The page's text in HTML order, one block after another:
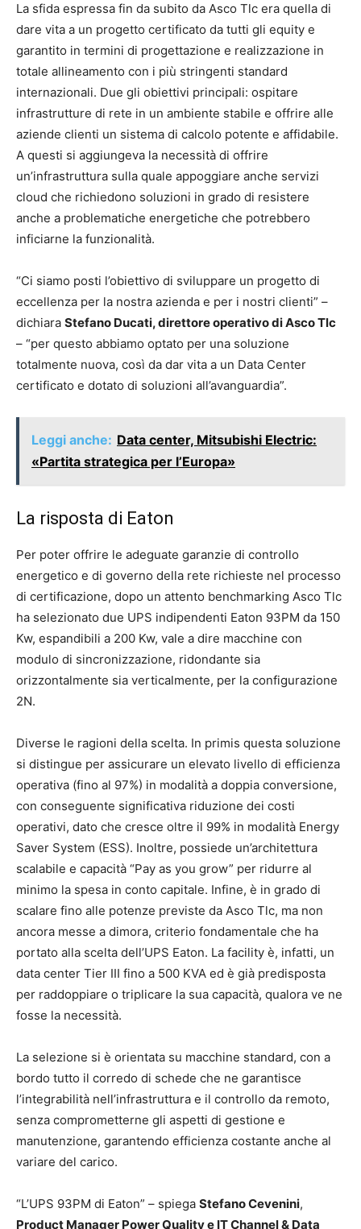
La sfida espressa fin da subito da Asco Tlc era quella di
dare vita a un progetto certificato da tutti gli equity e
garantito in termini di progettazione e realizzazione in
totale allineamento con i più stringenti standard
internazionali. Due gli obiettivi principali: ospitare
infrastrutture di rete in un ambiente stabile e offrire alle
aziende clienti un sistema di calcolo potente e affidabile.
A questi si aggiungeva la necessità di offrire
un’infrastruttura sulla quale appoggiare anche servizi
cloud che richiedono soluzioni in grado di resistere
anche a problematiche energetiche che potrebbero
inficiarne la funzionalità.
“Ci siamo posti l’obiettivo di sviluppare un progetto di
eccellenza per la nostra azienda e per i nostri clienti” –
dichiara Stefano Ducati, direttore operativo di Asco Tlc
– “per questo abbiamo optato per una soluzione
totalmente nuova, così da dar vita a un Data Center
certificato e dotato di soluzioni all’avanguardia”.
Leggi anche: Data center, Mitsubishi Electric:
«Partita strategica per l’Europa»
La risposta di Eaton
Per poter offrire le adeguate garanzie di controllo
energetico e di governo della rete richieste nel processo
di certificazione, dopo un attento benchmarking Asco Tlc
ha selezionato due UPS indipendenti Eaton 93PM da 150
Kw, espandibili a 200 Kw, vale a dire macchine con
modulo di sincronizzazione, ridondante sia
orizzontalmente sia verticalmente, per la configurazione
2N.
Diverse le ragioni della scelta. In primis questa soluzione
si distingue per assicurare un elevato livello di efficienza
operativa (fino al 97%) in modalità a doppia conversione,
con conseguente significativa riduzione dei costi
operativi, dato che cresce oltre il 99% in modalità Energy
Saver System (ESS). Inoltre, possiede un’architettura
scalabile e capacità “Pay as you grow” per ridurre al
minimo la spesa in conto capitale. Infine, è in grado di
scalare fino alle potenze previste da Asco Tlc, ma non
ancora messe a dimora, criterio fondamentale che ha
portato alla scelta dell’UPS Eaton. La facility è, infatti, un
data center Tier III fino a 500 KVA ed è già predisposta
per raddoppiare o triplicare la sua capacità, qualora ve ne
fosse la necessità.
La selezione si è orientata su macchine standard, con a
bordo tutto il corredo di schede che ne garantisce
l’integrabilità nell’infrastruttura e il controllo da remoto,
senza comprometterne gli aspetti di gestione e
manutenzione, garantendo efficienza costante anche al
variare del carico.
“L’UPS 93PM di Eaton” – spiega Stefano Cevenini,
Product Manager Power Quality e IT Channel & Data